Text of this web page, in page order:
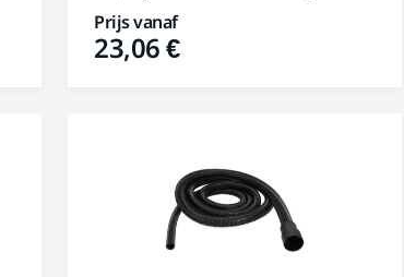
Prijs vanaf
23,06 €